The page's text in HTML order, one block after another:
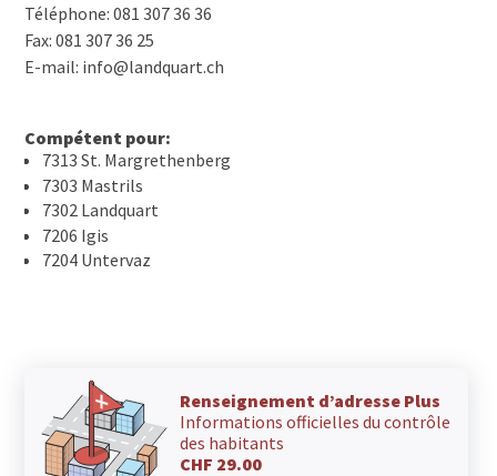
Téléphone: 081 307 36 36
Fax: 081 307 36 25
E-mail: info@landquart.ch
Compétent pour:
7313 St. Margrethenberg
7303 Mastrils
7302 Landquart
7206 Igis
7204 Untervaz
Renseignement d’adresse Plus
Informations officielles du contrôle
des habitants
CHF 29.00